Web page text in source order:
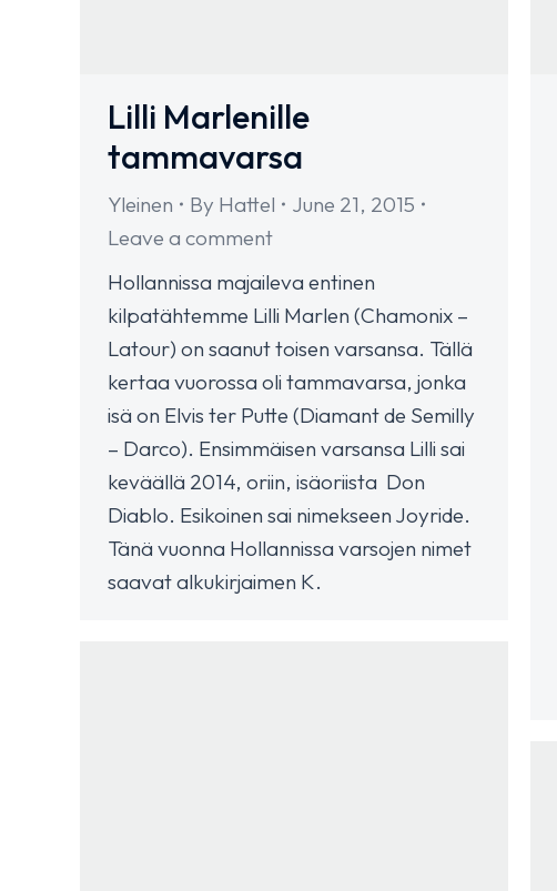
Lilli Marlenille
tammavarsa
Yleinen By Hattel
June 21, 2015
Leave a comment
Hollannissa majaileva entinen
kilpatähtemme Lilli Marlen (Chamonix –
Latour) on saanut toisen varsansa. Tällä
kertaa vuorossa oli tammavarsa, jonka
isä on Elvis ter Putte (Diamant de Semilly
– Darco). Ensimmäisen varsansa Lilli sai
keväällä 2014, oriin, isäoriista Don
Diablo. Esikoinen sai nimekseen Joyride.
Tänä vuonna Hollannissa varsojen nimet
saavat alkukirjaimen K.